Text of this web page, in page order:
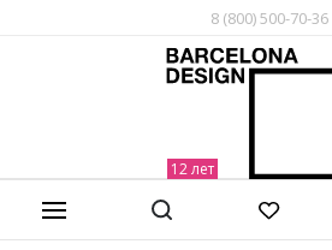
8 (800) 500-70-36